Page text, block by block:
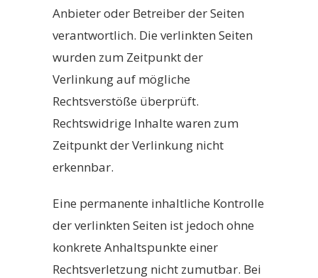
Anbieter oder Betreiber der Seiten
verantwortlich. Die verlinkten Seiten
wurden zum Zeitpunkt der
Verlinkung auf mögliche
Rechtsverstöße überprüft.
Rechtswidrige Inhalte waren zum
Zeitpunkt der Verlinkung nicht
erkennbar.
Eine permanente inhaltliche Kontrolle
der verlinkten Seiten ist jedoch ohne
konkrete Anhaltspunkte einer
Rechtsverletzung nicht zumutbar. Bei